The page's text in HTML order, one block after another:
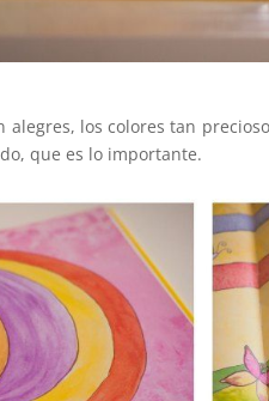
los colores tan
que es lo importante.